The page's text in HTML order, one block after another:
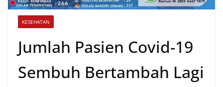
KESEHATAN
Jumlah Pasien Covid-19
Sembuh Bertambah Lagi